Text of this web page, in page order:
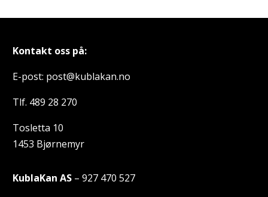
Kontakt oss på:
E-post: post@kublakan.no
Tlf. 489 28 270
Tosletta 10
1453 Bjørnemyr
KublaKan AS – 927 470 527